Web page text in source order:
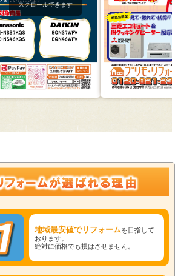
スクロールできます
地域最安値でリフォームを目指して
おります。
絶対に価格でも損はさせません。